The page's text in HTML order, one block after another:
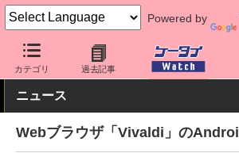
Powered by
カテゴリ 過去記事
ケータイ Watch アプリ・サービス その他
ニュース
Webブラウザ「Vivaldi」の